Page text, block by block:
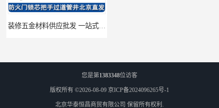
装修五金材料供应批发 一站式供应
您是第1383348位访客
版权所有 ©2026-08-09 京ICP备2024096265号-1
北京华泰恒昌商贸有限公司 保留所有权利.